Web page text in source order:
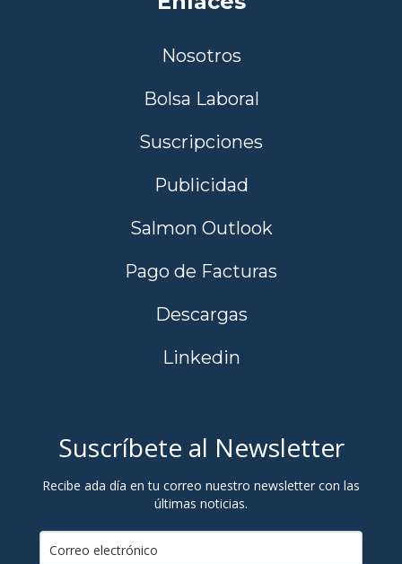
Nosotros
Bolsa Laboral
Suscripciones
Publicidad
Salmon Outlook
Pago de Facturas
Descargas
Linkedin
Suscríbete al Newsletter
Recibe ada día en tu correo nuestro newsletter con las
últimas noticias.